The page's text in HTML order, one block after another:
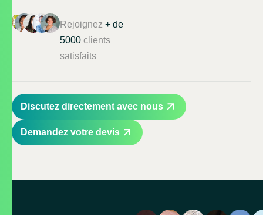
Rejoignez+ de
5000 clients
satisfaits
Discutez directement avec nous
Demandez votre devis